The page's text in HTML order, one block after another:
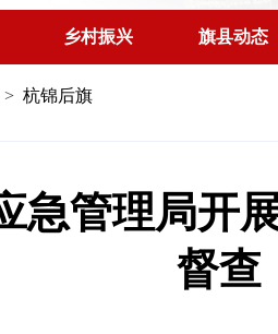
乡村振兴 旗县动态
> 杭锦后旗
急管理局开
督查